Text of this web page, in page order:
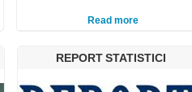
Read more
REPORT STATISTICI